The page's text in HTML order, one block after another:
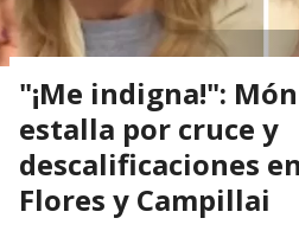
"¡Me indigna!":
estalla por cruce y
descalificaciones
Flores y Campillai